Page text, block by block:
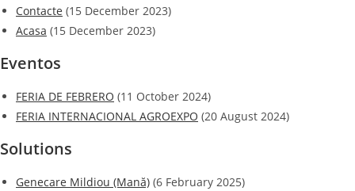
Contacte (15 December 2023)
Acasa (15 December 2023)
Eventos
FERIA DE FEBRERO (11 October 2024)
FERIA INTERNACIONAL AGROEXPO (20 August 2024)
Solutions
Genecare Mildiou (Mană) (6 February 2025)